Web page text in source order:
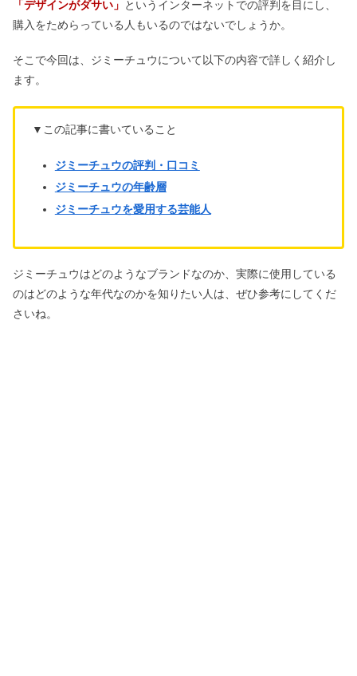
「デザインがダサい」 というインターネットでの評判を目にし、
購入をためらっている人もいるのではないでしょうか。
そこで今回は、ジミーチュウについて以下の内容で詳しく紹介し
ます。
▼この記事に書いていること
ジミーチュウの評判・口コミ
ジミーチュウの年齢層
ジミーチュウを愛用する芸能人
ジミーチュウはどのようなブランドなのか、実際に使用している
のはどのような年代なのかを知りたい人は、ぜひ参考にしてくだ
さいね。